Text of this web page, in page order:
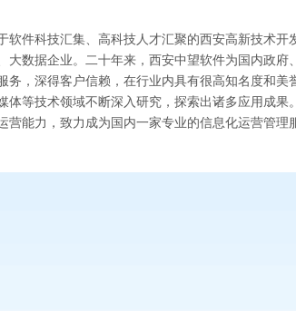
软件科技汇集、高科技人才汇聚的西安高新技术开
数据企业。二十年来，西安中望软件为国内政府
，深得客户信赖，在行业内具有很高知名度和美
等技术领域不断深入研究，探索出诸多应用成果
能力，致力成为国内一家专业的信息化运营管理